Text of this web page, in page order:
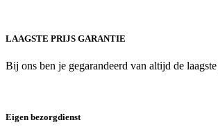
LAAGSTE PRIJS GARANTIE
Bij ons ben je gegarandeerd van altijd de
Eigen bezorgdienst